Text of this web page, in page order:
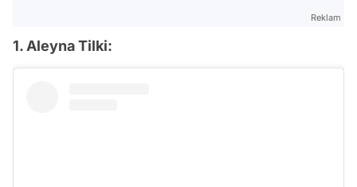
Reklam
1. Aleyna Tilki: